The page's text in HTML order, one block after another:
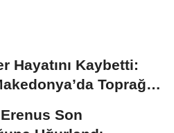
Hayatını Kaybetti:
Toprağa
Son